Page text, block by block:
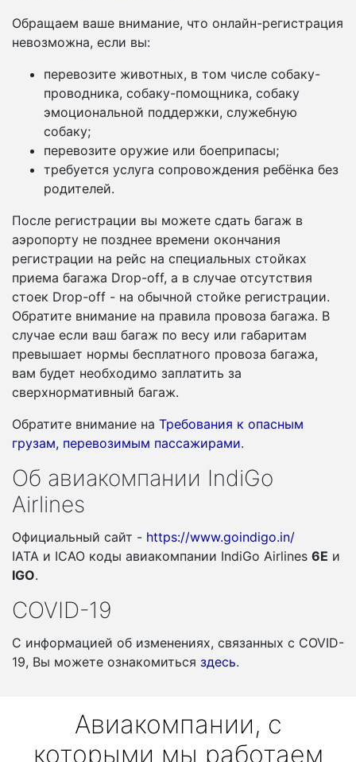
Обращаем ваше внимание, что онлайн-регистрация
невозможна, если вы:
перевозите животных, в том числе собаку-
проводника, собаку-помощника, собаку
эмоциональной поддержки, служебную
собаку;
перевозите оружие или боеприпасы;
требуется услуга сопровождения ребёнка без
родителей.
После регистрации вы можете сдать багаж в
аэропорту не позднее времени окончания
регистрации на рейс на специальных стойках
приема багажа Drop-off, а в случае отсутствия
стоек Drop-off - на обычной стойке регистрации.
Обратите внимание на правила провоза багажа. В
случае если ваш багаж по весу или габаритам
превышает нормы бесплатного провоза багажа,
вам будет необходимо заплатить за
сверхнормативный багаж.
Обратите внимание на Требования к опасным
грузам, перевозимым пассажирами.
Об авиакомпании IndiGo
Airlines
Официальный сайт - https://www.goindigo.in/
IATA и ICAO коды авиакомпании IndiGo Airlines 6E и
IGO.
COVID-19
С информацией об изменениях, связанных c COVID-
19, Вы можете ознакомиться здесь.
Авиакомпании, с
которыми мы работаем